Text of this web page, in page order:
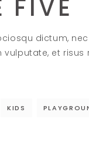
FIVE
dictum,
et
KIDS